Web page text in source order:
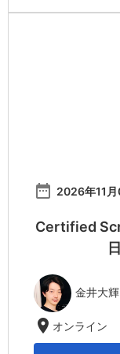
date_range 2026年11
Certified
金井大輝
location_on オンライン